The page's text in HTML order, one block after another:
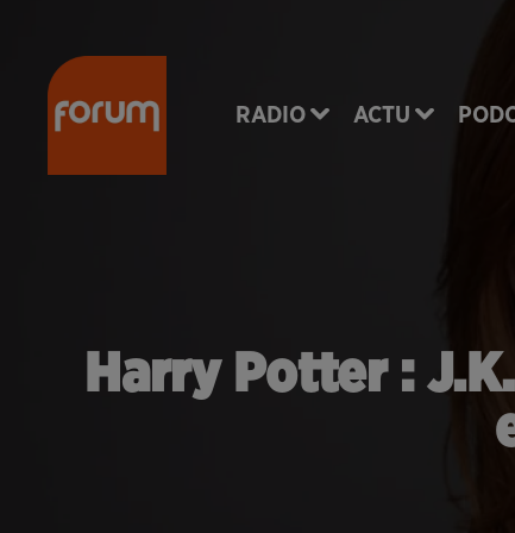
RADIO ACTU
Harry Potter :